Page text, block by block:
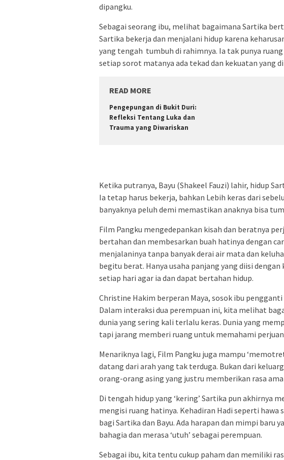
dipangku.
Sebagai seorang ibu, melihat bagaimana Sartika
Sartika bekerja dan menjalani hidup karena
yang tengah tumbuh di rahimnya. Ia tak punya
setiap sorot matanya ada tekad dan kekuatan yang
READ MORE
Pengepungan di Bukit Duri:
Refleksi Tentang Luka dan
Trauma yang Diwariskan
Ketika putranya, Bayu (Shakeel Fauzi) lahir, hidup
Ia tetap harus bekerja, bahkan Lebih keras dari
banyaknya peluh demi memastikan anaknya bisa
Film Pangku mengedepankan kisah dan beratnya
bertahan dan membesarkan buah hatinya dengan
menjalaninya tanpa banyak derai air mata dan
begitu berat. Hanya usaha panjang yang diisi
setiap hari agar ia dan dapat bertahan hidup.
Christine Hakim berperan Maya, sosok ibu
Dalam interaksi dua perempuan ini, kita melihat
dunia yang sering kali terlalu keras. Dunia yang
tapi jarang memberi ruang untuk memahami
Menariknya lagi, Film Pangku juga mampu
datang dari arah yang tak terduga. Bukan dari
orang-orang asing yang justru memberikan rasa
Di tengah hidup yang ‘kering’ Sartika pun akhirnya
mengisi ruang hatinya. Kehadiran Hadi seperti hawa
bagi Sartika dan Bayu. Ada harapan dan mimpi baru
bahagia dan merasa ‘utuh’ sebagai perempuan.
Sebagai ibu, kita tentu cukup paham dan memiliki